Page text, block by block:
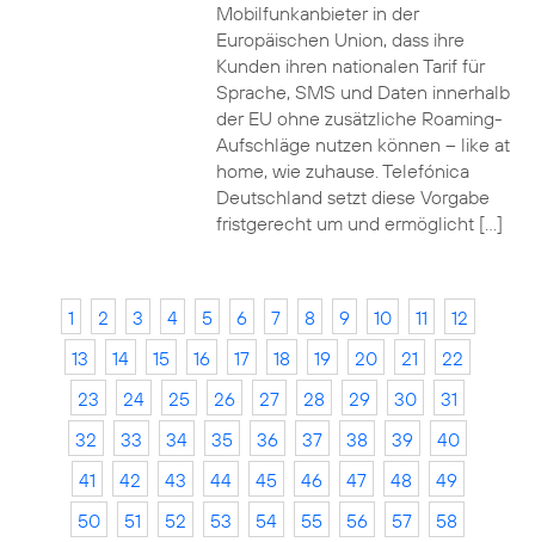
Mobilfunkanbieter in der
Europäischen Union, dass ihre
Kunden ihren nationalen Tarif für
Sprache, SMS und Daten innerhalb
der EU ohne zusätzliche Roaming-
Aufschläge nutzen können – like at
home, wie zuhause. Telefónica
Deutschland setzt diese Vorgabe
fristgerecht um und ermöglicht […]
1 2 3 4 5 6 7 8 9 10 11
12
13
14 15 16 17 18 19 20 21
22
23
24 25 26 27 28 29 30
31
32
33 34 35 36 37 38 39
40
41
42 43 44 45 46 47 48
49
50
51 52 53 54 55 56 57
58